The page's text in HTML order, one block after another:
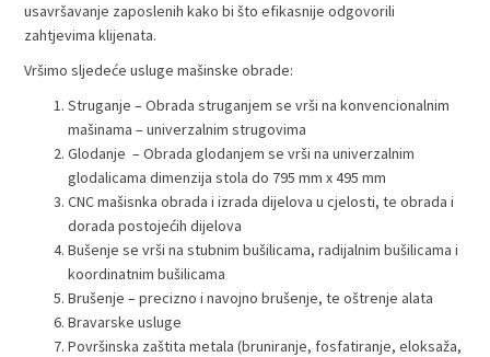
usavršavanje zaposlenih kako bi što efikasnije odgovorili
zahtjevima klijenata.
Vršimo sljedeće usluge mašinske obrade:
Struganje – Obrada struganjem se vrši na konvencionalnim
mašinama – univerzalnim strugovima
Glodanje – Obrada glodanjem se vrši na univerzalnim
glodalicama dimenzija stola do 795 mm x 495 mm
CNC mašisnka obrada i izrada dijelova u cjelosti, te obrada i
dorada postojećih dijelova
Bušenje se vrši na stubnim bušilicama, radijalnim bušilicama i
koordinatnim bušilicama
Brušenje – precizno i navojno brušenje, te oštrenje alata
Bravarske usluge
Površinska zaštita metala (bruniranje, fosfatiranje, eloksaža,